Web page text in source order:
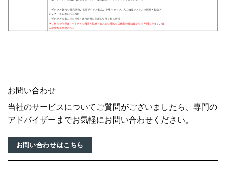
お問い合わせ
当社のサービスについてご質問がございましたら、専門の
アドバイザーまでお気軽にお問い合わせください。
お問い合わせはこちら